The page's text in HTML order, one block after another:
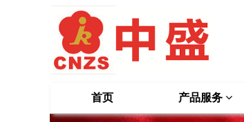
首页 产品服务